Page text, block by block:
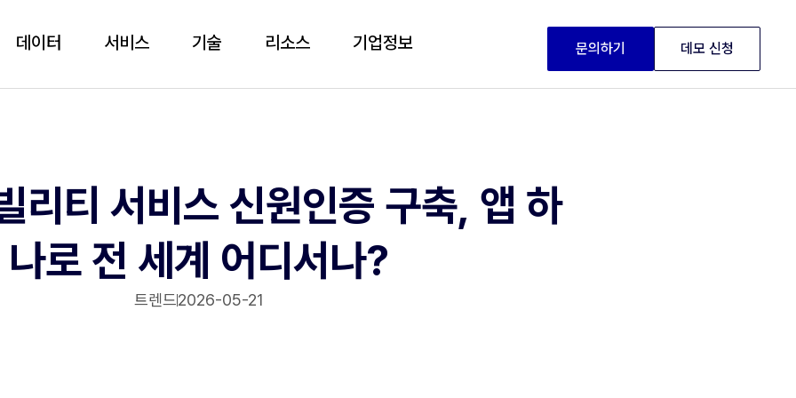
데이터 서비스 기술 리소스 기업정보 문의하기 데모 신청
리티 서비스 신원인증 구축, 앱 하
나로 전 세계 어디서나?
트렌드2026-05-21